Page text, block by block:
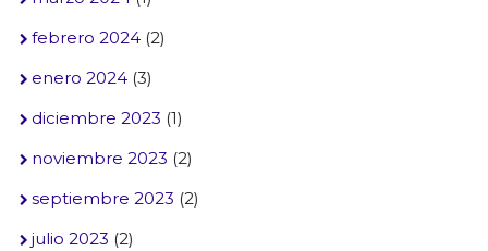
febrero 2024(2)
enero 2024(3)
diciembre 2023 (1)
noviembre 2023 (2)
septiembre 2023 (2)
julio 2023 (2)